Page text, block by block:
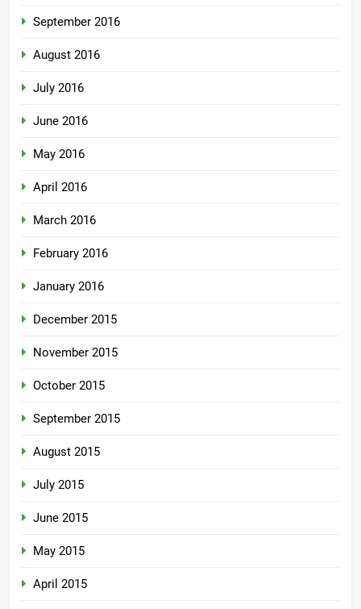
September 2016
August 2016
July 2016
June 2016
May 2016
April 2016
March 2016
February 2016
January 2016
December 2015
November 2015
October 2015
September 2015
August 2015
July 2015
June 2015
May 2015
April 2015